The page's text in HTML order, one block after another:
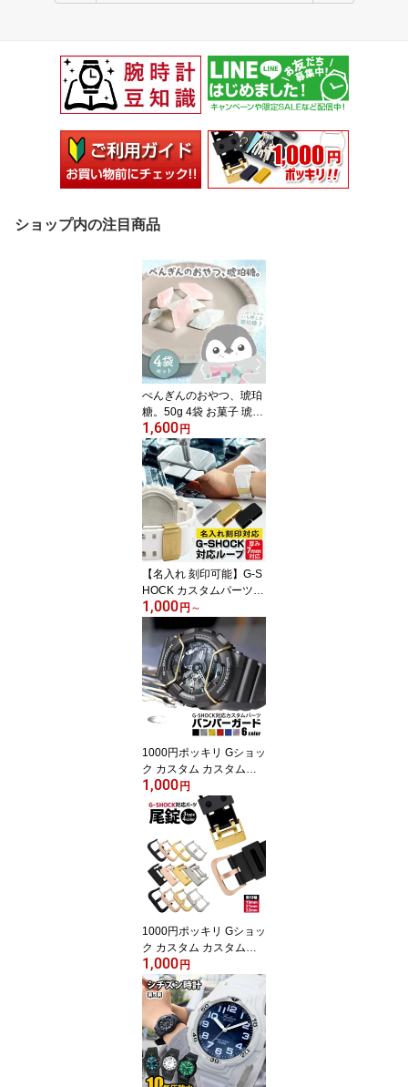
ショップ内の注目商品
ぺんぎんのおやつ、琥珀
糖。50g 4袋 お菓子 琥珀
糖 宝石 砂糖菓子 琥珀羹
錦玉羹 高知 お土産 かわ
いい 動物 プチギフト 誕
生日 母の日 個包装 プレ
ゼント 動物モチーフ お
菓子 お試し ペンギン ブ
ルー ピンク ホワイト お
菓子
1,600円
【名入れ 刻印可能】G-S
HOCK カスタムパーツ
カスタム Gショック ジー
ショック 時計 おしゃれ
改造 オリジナル ギフト
プレゼント 学生 社会人
メッセージ 遊環 遊革 ベ
ルトループ パーツ メタ
ル ステンレス シルバー
黒 ブラック 金 ゴールド
ポイント 刻印 1000円 時
計部品
1,000円 ～
1000円ポッキリ Gショッ
ク カスタム カスタムパ
ーツ ジーショック G-SH
OCK対応 バンパーガー
ド プロテクター フレー
ム 交換 汎用 パーツ 互換
ブラック 黒 シルバー 金
ゴールド 青 ブルー g-sho
ck プロテクション 時計
部品
1,000円
1000円ポッキリ Gショッ
ク カスタム カスタムパ
ーツ ジーショック G-SH
OCK 対応 尾錠 美錠 バッ
クル バネ棒 腕時計 交換
19mm 21mm 22mm 汎用
パーツ 互換 ブラック 黒
シルバー 金 ゴールド ロ
ーズゴールド /時計部品/
1,000円